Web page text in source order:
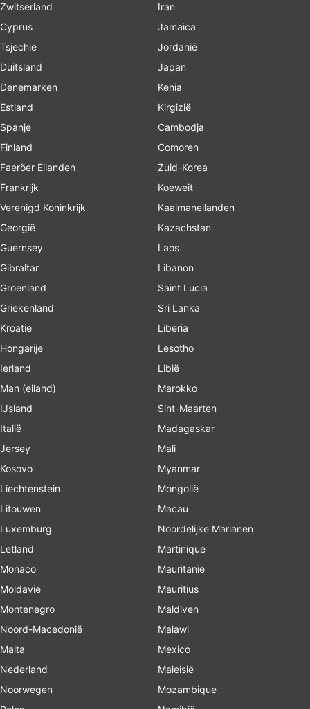
Zwitserland
Cyprus
Tsjechië
Duitsland
Denemarken
Estland
Spanje
Finland
Faeröer Eilanden
Frankrijk
Verenigd Koninkrijk
Georgië
Guernsey
Gibraltar
Groenland
Griekenland
Kroatië
Hongarije
Ierland
Man (eiland)
IJsland
Italië
Jersey
Kosovo
Liechtenstein
Litouwen
Luxemburg
Letland
Monaco
Moldavië
Montenegro
Noord-Macedonië
Malta
Nederland
Noorwegen
Iran
Jamaica
Jordanië
Japan
Kenia
Kirgizië
Cambodja
Comoren
Zuid-Korea
Koeweit
Kaaimaneilanden
Kazachstan
Laos
Libanon
Saint Lucia
Sri Lanka
Liberia
Lesotho
Libië
Marokko
Sint-Maarten
Madagaskar
Mali
Myanmar
Mongolië
Macau
Noordelijke Marianen
Martinique
Mauritanië
Mauritius
Maldiven
Malawi
Mexico
Maleisië
Mozambique